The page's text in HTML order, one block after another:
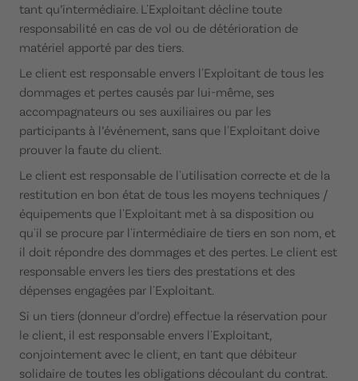
tant qu’intermédiaire. L'Exploitant décline toute
responsabilité en cas de vol ou de détérioration de
matériel apporté par des tiers.
Le client est responsable envers l'Exploitant de tous les
dommages et pertes causés par lui-même, ses
accompagnateurs ou ses auxiliaires ou par les
participants à l’événement, sans que l'Exploitant doive
prouver la faute du client.
Le client est responsable de l'utilisation correcte et de la
restitution en bon état de tous les moyens techniques /
équipements que l'Exploitant met à sa disposition ou
qu'il se procure par l'intermédiaire de tiers en son nom, et
il doit répondre des dommages et des pertes. Le client est
responsable envers les tiers des prestations et des
dépenses engagées par l'Exploitant.
Si un tiers (donneur d’ordre) effectue la réservation pour
le client, il est responsable envers l'Exploitant,
conjointement avec le client, en tant que débiteur
solidaire de toutes les obligations découlant du contrat.